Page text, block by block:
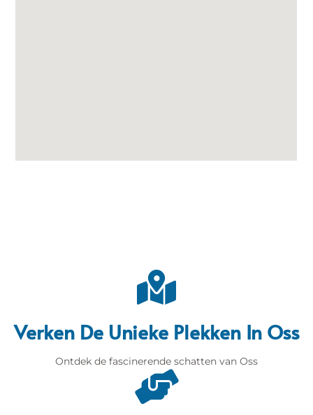
Verken De Unieke Plekken In Oss
Ontdek de fascinerende schatten van Oss